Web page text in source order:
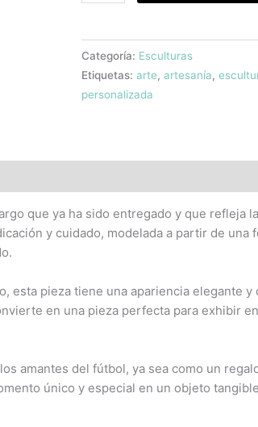
Categoría: Esculturas
Etiquetas:arte,artesanía,
personalizada
que ya ha sido entregado y que refleja
y cuidado, modelada a partir de una
esta pieza tiene una apariencia elegante y
en una pieza perfecta para exhibir
amantes del fútbol, ya sea como un
único y especial en un objeto